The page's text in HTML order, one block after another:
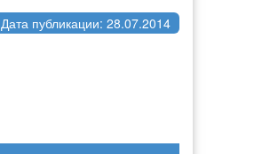
Дата публикации: 28.07.2014